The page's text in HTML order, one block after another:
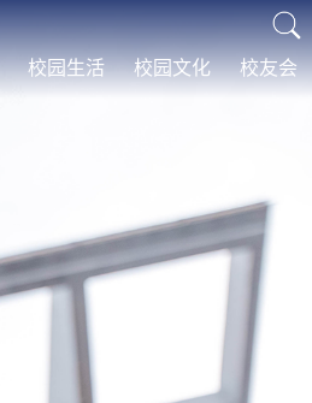
校园生活 校园文化 校友会